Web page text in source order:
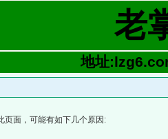
老
地址
页面，可能有如下几个原因: